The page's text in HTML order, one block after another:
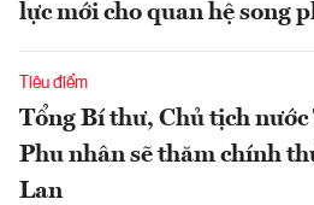
lực mới cho quan hệ song
Tiêu điểm
Tổng Bí thư, Chủ tịch nước
Phu nhân sẽ thăm chính
Lan